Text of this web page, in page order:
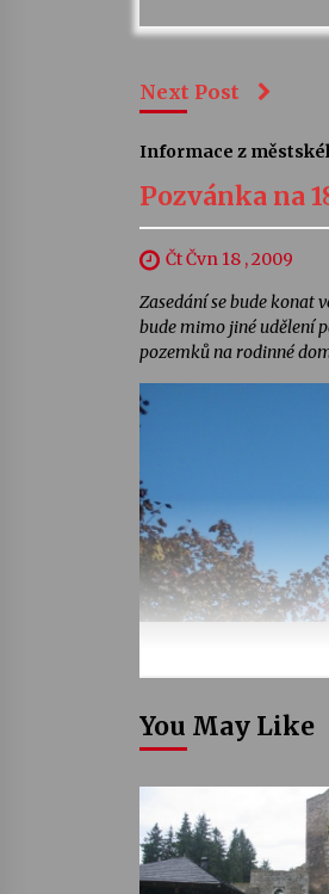
Next Post
Informace z
Pozvánka na
Čt Čvn 18 , 2009
Zasedání se bude konat
bude mimo jiné udělení
pozemků na rodinné
You May Like